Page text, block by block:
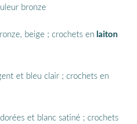
bronze
beige ; crochets en laiton
et bleu clair ; crochets en
et blanc satiné ; crochets